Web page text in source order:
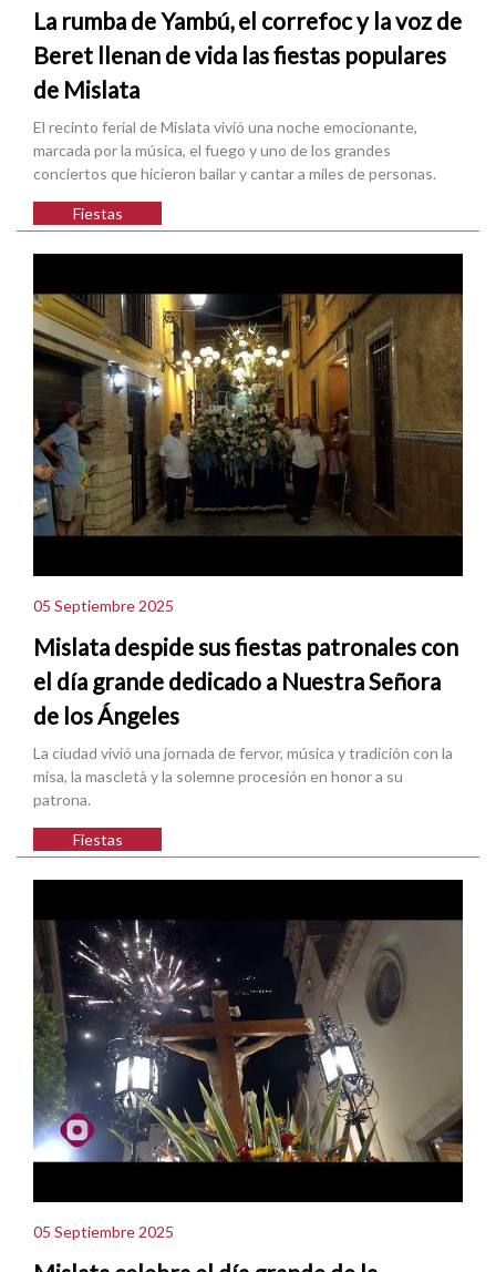
La rumba de Yambú, el correfoc y la voz de
Beret llenan de vida las fiestas populares
de Mislata
El recinto ferial de Mislata vivió una noche emocionante,
marcada por la música, el fuego y uno de los grandes
conciertos que hicieron bailar y cantar a miles de personas.
Fiestas
05 Septiembre 2025
Mislata despide sus fiestas patronales con
el día grande dedicado a Nuestra Señora
de los Ángeles
La ciudad vivió una jornada de fervor, música y tradición con la
misa, la mascletà y la solemne procesión en honor a su
patrona.
Fiestas
05 Septiembre 2025